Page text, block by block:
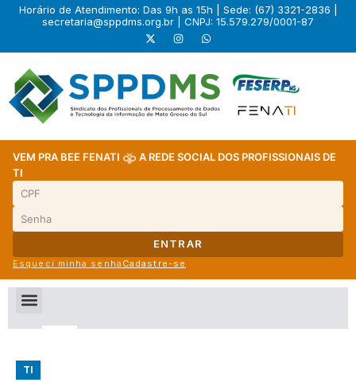
Horário de Atendimento: Das 9h as 15h | Sede: (67) 3321-2836 |
secretaria@sppdms.org.br | CNPJ: 15.579.279/0001-87
VEM PRA BEE FENATI
A REDE SOCIAL DOS PROFISSIONAIS DE
TI
ENTRAR
Esqueci minha senha Cadastre-se
TI